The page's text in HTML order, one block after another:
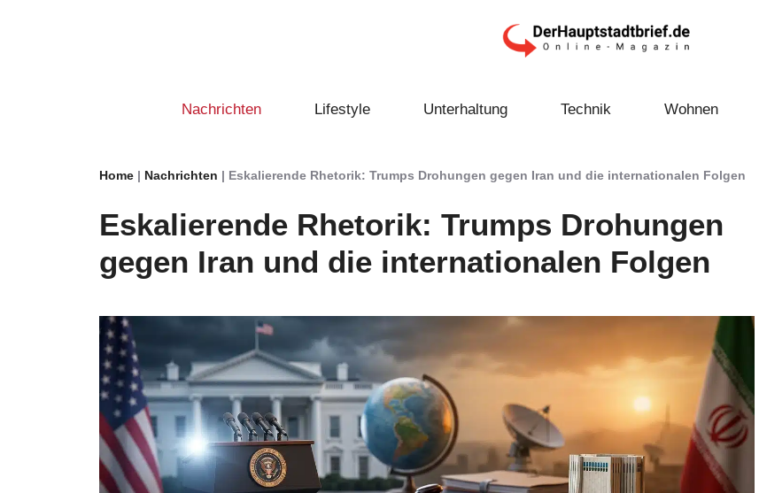
Nachrichten Lifestyle Unterhaltung Technik Wohnen
Home | Nachrichten | Eskalierende Rhetorik: Trumps Drohungen gegen Iran und die internationalen Folgen
Eskalierende Rhetorik: Trumps Drohungen
gegen Iran und die internationalen Folgen